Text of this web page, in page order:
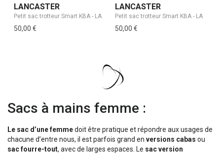
LANCASTER
50,00 €
LANCASTER
50,00 €
Sacs à mains femme :
Le sac d’une femmedoit être pratique et répondre aux usages de
chacune d’entre nous, il est parfois grand en versions cabas ou
sac fourre-tout, avec de larges espaces. Le sac version